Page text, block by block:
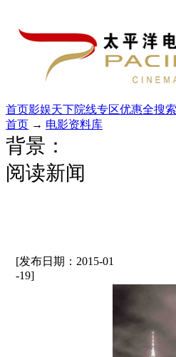
首页影娱天下院线专区优惠全搜索
首页 → 电影资料库
背景：
阅读新闻
[发布日期：2015-01
-19]